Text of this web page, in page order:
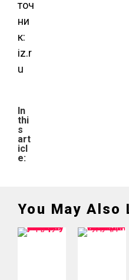
точ
ни
к:
iz.r
u
In
thi
s
art
icl
e:
You May Also